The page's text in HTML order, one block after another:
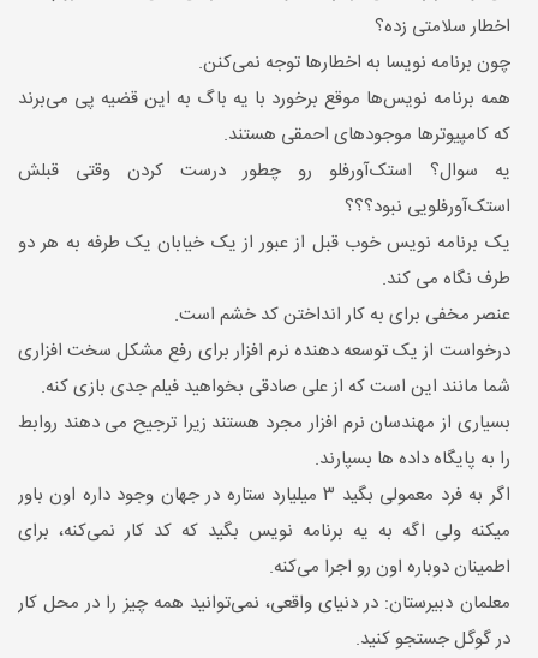
اخطار سلامتی زده؟
چون برنامه نویسا به اخطارها توجه نمی‌کنن.
همه برنامه نویس‌ها موقع برخورد با یه باگ به این قضیه پی می‌برند
که کامپیوترها موجود‌های احمقی هستند.
یه سوال؟ استک‌آور‌فلو رو چطور درست کردن وقتی قبلش
استک‌آور‌فلویی نبود؟؟؟
یک برنامه نویس خوب قبل از عبور از یک خیابان یک طرفه به هر دو
طرف نگاه می کند.
عنصر مخفی برای به کار انداختن کد خشم است.
درخواست از یک توسعه دهنده نرم افزار برای رفع مشکل سخت افزاری
شما مانند این است که از علی صادقی بخواهید فیلم جدی بازی کنه.
بسیاری از مهندسان نرم افزار مجرد هستند زیرا ترجیح می دهند روابط
را به پایگاه داده ها بسپارند.
اگر به فرد معمولی بگید ۳ میلیارد ستاره در جهان وجود داره اون باور
میکنه ولی اگه به یه برنامه نویس بگید که کد کار نمی‌کنه، برای
اطمینان دوباره اون رو اجرا می‌کنه.
معلمان دبیرستان: در دنیای واقعی، نمی‌توانید همه چیز را در محل کار
در گوگل جستجو کنید.